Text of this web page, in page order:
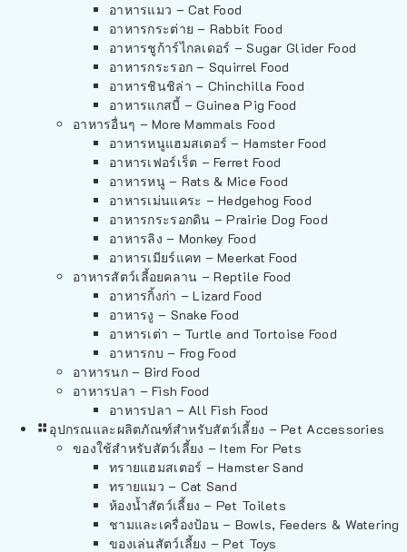
อาหารแมว – Cat Food
อาหารกระต่าย – Rabbit Food
อาหารชูก้าร์ไกลเดอร์ – Sugar Glider Food
อาหารกระรอก – Squirrel Food
อาหารชินชิล่า – Chinchilla Food
อาหารแกสบี้ – Guinea Pig Food
อาหารอื่นๆ – More Mammals Food
อาหารหนูแฮมสเตอร์ – Hamster Food
อาหารเฟอร์เร็ต – Ferret Food
อาหารหนู – Rats & Mice Food
อาหารเม่นแคระ – Hedgehog Food
อาหารกระรอกดิน – Prairie Dog Food
อาหารลิง – Monkey Food
อาหารเมียร์แคท – Meerkat Food
อาหารสัตว์เลี้อยคลาน – Reptile Food
อาหารกิ้งก่า – Lizard Food
อาหารงู – Snake Food
อาหารเต่า – Turtle and Tortoise Food
อาหารกบ – Frog Food
อาหารนก – Bird Food
อาหารปลา – Fish Food
อาหารปลา – All Fish Food
อุปกรณและผลิตภัณฑ์สำหรับสัตว์เลี้ยง – Pet Accessories
ของใช้สำหรับสัตว์เลี้ยง – Item For Pets
ทรายแฮมสเตอร์ – Hamster Sand
ทรายแมว – Cat Sand
ห้องน้ำสัตว์เลี้ยง – Pet Toilets
ชามและเครื่องป้อน – Bowls, Feeders & Watering
ของเล่นสัตว์เลี้ยง – Pet Toys